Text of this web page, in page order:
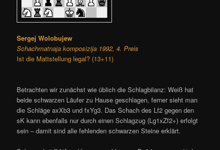
Sergej Wolobujew
Schachmatnaja komposizija 1992, 4. Preis
Ist die Mattstellung legal? (13+11)
Betrachten wir zunächst wie üblich die Schlagbilanz: Weiß hat
beide schwarzen Läufer zu Hause geschlagen, ferner sieht man
die Schläge axXb3 und fxYg3. Das Schach des Lf2 gegen den
sK kann ebenfalls nur durch einen Schlagzug (Lg1xZf2+) erfolgt
sein – damit sind alle fehlenden schwarzen Steine erklärt.